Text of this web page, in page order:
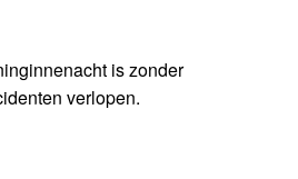
is zonder
verlopen.